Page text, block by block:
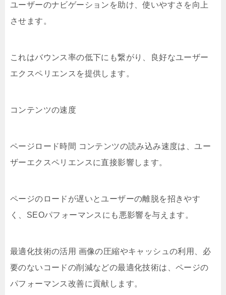
ユーザーのナビゲーションを助け、使いやすさを向上
させます。
これはバウンス率の低下にも繋がり、良好なユーザー
エクスペリエンスを提供します。
コンテンツの速度
ページロード時間 コンテンツの読み込み速度は、ユー
ザーエクスペリエンスに直接影響します。
ページのロードが遅いとユーザーの離脱を招きやす
く、SEOパフォーマンスにも悪影響を与えます。
最適化技術の活用 画像の圧縮やキャッシュの利用、必
要のないコードの削減などの最適化技術は、ページの
パフォーマンス改善に貢献します。